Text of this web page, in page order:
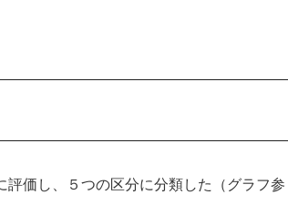
価し、５つの区分に分類した（グラフ参